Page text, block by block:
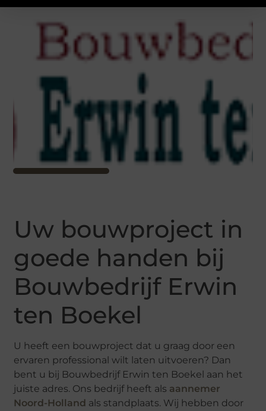
Uw bouwproject in
goede handen bij
Bouwbedrijf Erwin
ten Boekel
U heeft een bouwproject dat u graag door een
ervaren professional wilt laten uitvoeren? Dan
bent u bij Bouwbedrijf Erwin ten Boekel aan het
juiste adres. Ons bedrijf heeft als aannemer
Noord-Holland als standplaats. Wij hebben door